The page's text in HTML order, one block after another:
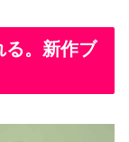
。新作ブ